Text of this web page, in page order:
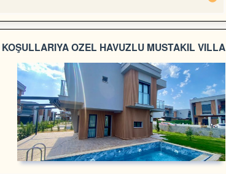
KOŞULLARIYA ÖZEL HAVUZLU MÜSTAKİL VİLLA